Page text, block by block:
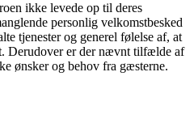
ikke levede op til deres
personlig velkomstbesked
tjenester og generel følelse af, at
Derudover er der nævnt tilfælde af
ønsker og behov fra gæsterne.